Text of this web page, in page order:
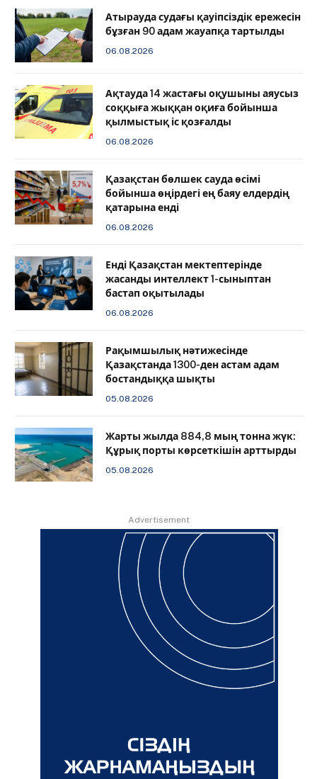
Атырауда судағы қауіпсіздік ережесін
бұзған 90 адам жауапқа тартылды
06.08.2026
Ақтауда 14 жастағы оқушыны аяусыз
соққыға жыққан оқиға бойынша
қылмыстық іс қозғалды
06.08.2026
Қазақстан бөлшек сауда өсімі
бойынша өңірдегі ең баяу елдердің
қатарына енді
06.08.2026
️Енді Қазақстан мектептерінде
жасанды интеллект 1-сыныптан
бастап оқытылады
06.08.2026
Рақымшылық нәтижесінде
Қазақстанда 1300-ден астам адам
бостандыққа шықты
05.08.2026
Жарты жылда 884,8 мың тонна жүк:
Құрық порты көрсеткішін арттырды
05.08.2026
Advertisement